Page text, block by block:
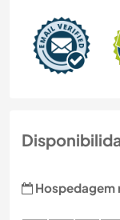
Hospedagem